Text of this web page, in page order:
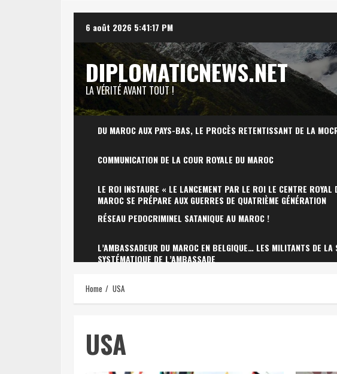
content
6 août 2026 5:41:18 PM
DIPLOMATICNEWS.NET
LA VÉRITÉ AVANT TOUT !
DU MAROC AUX PAYS-BAS, LE PROCÈS RETENTISSANT DE LA
COMMUNICATION DE LA COUR ROYALE DU MAROC
LE ROI INSTAURE « LE LANCEMENT PAR LE ROI LE CENTRE ROYAL
MAROC SE PRÉPARE AUX GUERRES DE QUATRIÈME GÉNÉRATION
RÉSEAU PEDOCRIMINEL SATANIQUE AU MAROC !
L’AMBASSADEUR DU MAROC EN BELGIQUE… LES MILITANTS DE
SYSTÉMATIQUE DE L’AMBASSADE
Home USA
USA